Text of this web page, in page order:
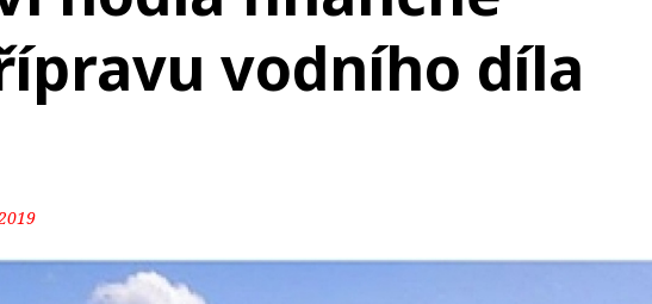
vodního díla